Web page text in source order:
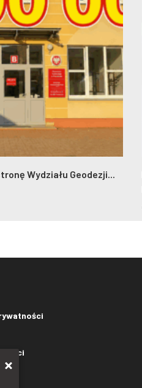
Wydziału Geodezji...